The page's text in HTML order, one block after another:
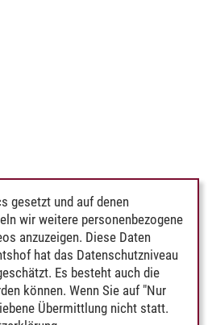
gesetzt und auf denen
wir weitere personenbezogene
anzuzeigen. Diese Daten
hat das Datenschutzniveau
Es besteht auch die
können. Wenn Sie auf "Nur
Übermittlung nicht statt.